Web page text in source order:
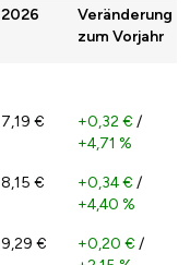
2026
Veränderung
zum Vorjahr
7,19 € +0,32 € /
+4,71 %
8,15 € +0,34 € /
+4,40 %
9,29 € +0,20 € /